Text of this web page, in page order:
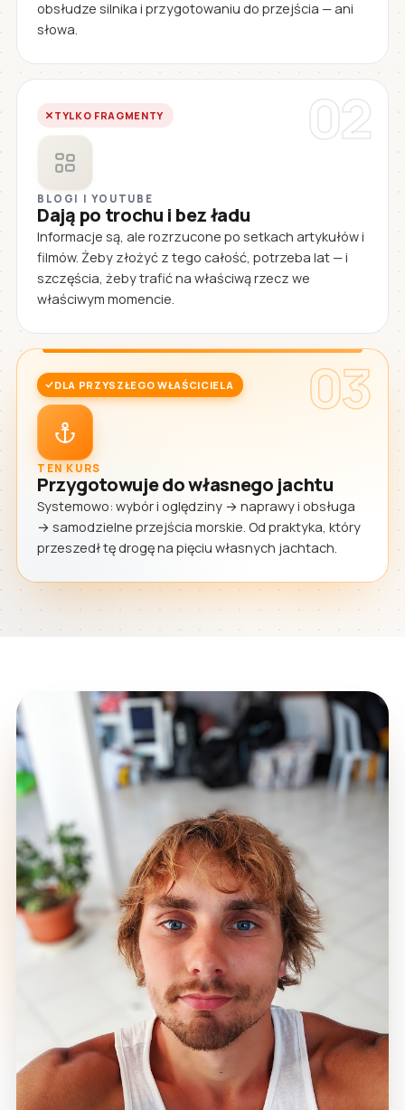
obsłudze silnika i przygotowaniu do przejścia — ani
słowa.
02
TYLKO FRAGMENTY
BLOGI I YOUTUBE
Dają po trochu i bez ładu
Informacje są, ale rozrzucone po setkach artykułów i
filmów. Żeby złożyć z tego całość, potrzeba lat — i
szczęścia, żeby trafić na właściwą rzecz we
właściwym momencie.
03
DLA PRZYSZŁEGO WŁAŚCICIELA
TEN KURS
Przygotowuje do własnego jachtu
Systemowo: wybór i oględziny → naprawy i obsługa
→ samodzielne przejścia morskie. Od praktyka, który
przeszedł tę drogę na pięciu własnych jachtach.